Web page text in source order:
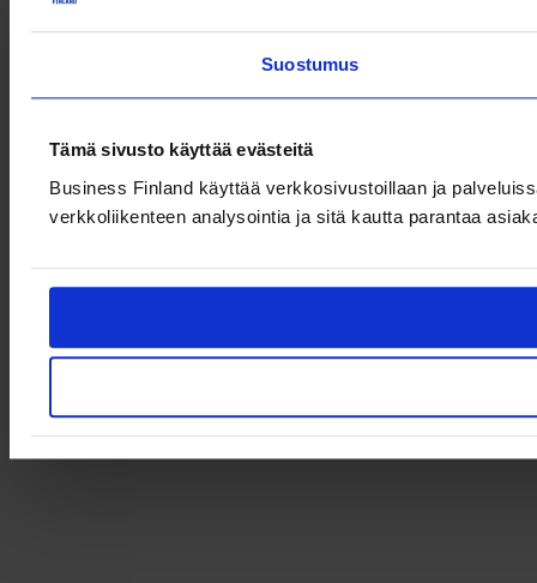
Suostumus
Tämä sivusto käyttää evästeitä
Business Finland käyttää verkkosivustoillaan ja
verkkoliikenteen analysointia ja sitä kautta parantaa